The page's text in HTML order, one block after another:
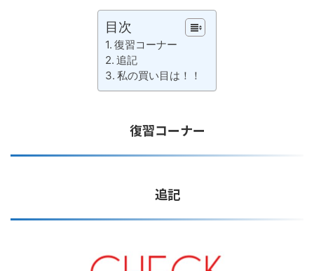
目次
復習コーナー
追記
私の買い目は！！
復習コーナー
追記